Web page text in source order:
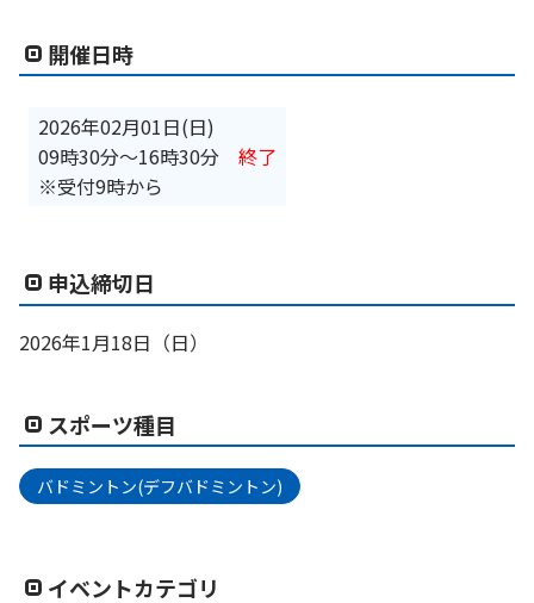
開催日時
2026年02月01日(日)
09時30分〜16時30分
※受付9時から
終了
申込締切日
2026年1月18日（日）
スポーツ種目
バドミントン(デフバドミントン)
イベントカテゴリ